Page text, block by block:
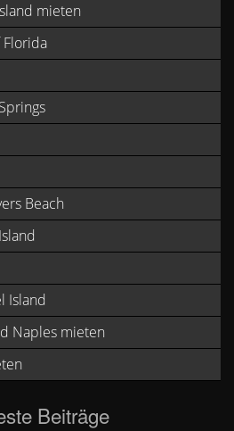
mieten
Florida
Beach
Island
Naples mieten
Beiträge